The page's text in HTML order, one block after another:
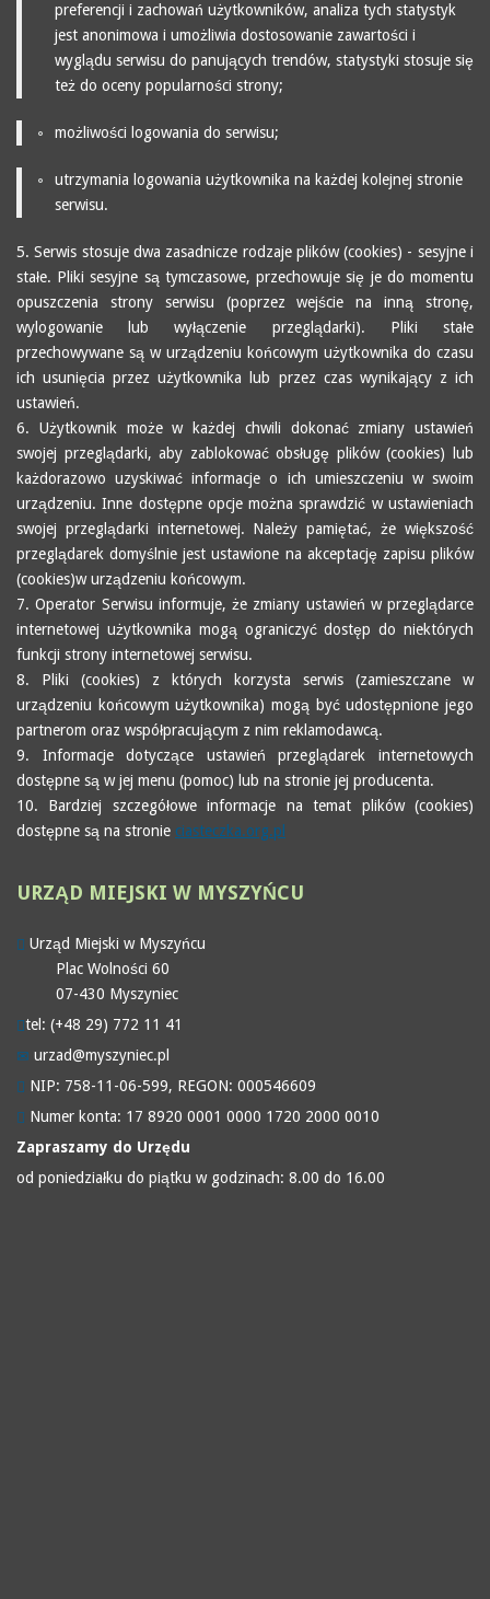
preferencji i zachowań użytkowników, analiza tych statystyk
jest anonimowa i umożliwia dostosowanie zawartości i
wyglądu serwisu do panujących trendów, statystyki stosuje się
też do oceny popularności strony;
możliwości logowania do serwisu;
utrzymania logowania użytkownika na każdej kolejnej stronie
serwisu.
5. Serwis stosuje dwa zasadnicze rodzaje plików (cookies) - sesyjne i
stałe. Pliki sesyjne są tymczasowe, przechowuje się je do momentu
opuszczenia strony serwisu (poprzez wejście na inną stronę,
wylogowanie lub wyłączenie przeglądarki). Pliki stałe
przechowywane są w urządzeniu końcowym użytkownika do czasu
ich usunięcia przez użytkownika lub przez czas wynikający z ich
ustawień.
6. Użytkownik może w każdej chwili dokonać zmiany ustawień
swojej przeglądarki, aby zablokować obsługę plików (cookies) lub
każdorazowo uzyskiwać informacje o ich umieszczeniu w swoim
urządzeniu. Inne dostępne opcje można sprawdzić w ustawieniach
swojej przeglądarki internetowej. Należy pamiętać, że większość
przeglądarek domyślnie jest ustawione na akceptację zapisu plików
(cookies)w urządzeniu końcowym.
7. Operator Serwisu informuje, że zmiany ustawień w przeglądarce
internetowej użytkownika mogą ograniczyć dostęp do niektórych
funkcji strony internetowej serwisu.
8. Pliki (cookies) z których korzysta serwis (zamieszczane w
urządzeniu końcowym użytkownika) mogą być udostępnione jego
partnerom oraz współpracującym z nim reklamodawcą.
9. Informacje dotyczące ustawień przeglądarek internetowych
dostępne są w jej menu (pomoc) lub na stronie jej producenta.
10. Bardziej szczegółowe informacje na temat plików (cookies)
dostępne są na stronie ciasteczka.org.pl
URZĄD MIEJSKI W MYSZYŃCU
Urząd Miejski w Myszyńcu
Plac Wolności 60
07-430 Myszyniec
tel: (+48 29) 772 11 41
urzad@myszyniec.pl
NIP: 758-11-06-599, REGON: 000546609
Numer konta: 17 8920 0001 0000 1720 2000 0010
Zapraszamy do Urzędu
od poniedziałku do piątku w godzinach: 8.00 do 16.00